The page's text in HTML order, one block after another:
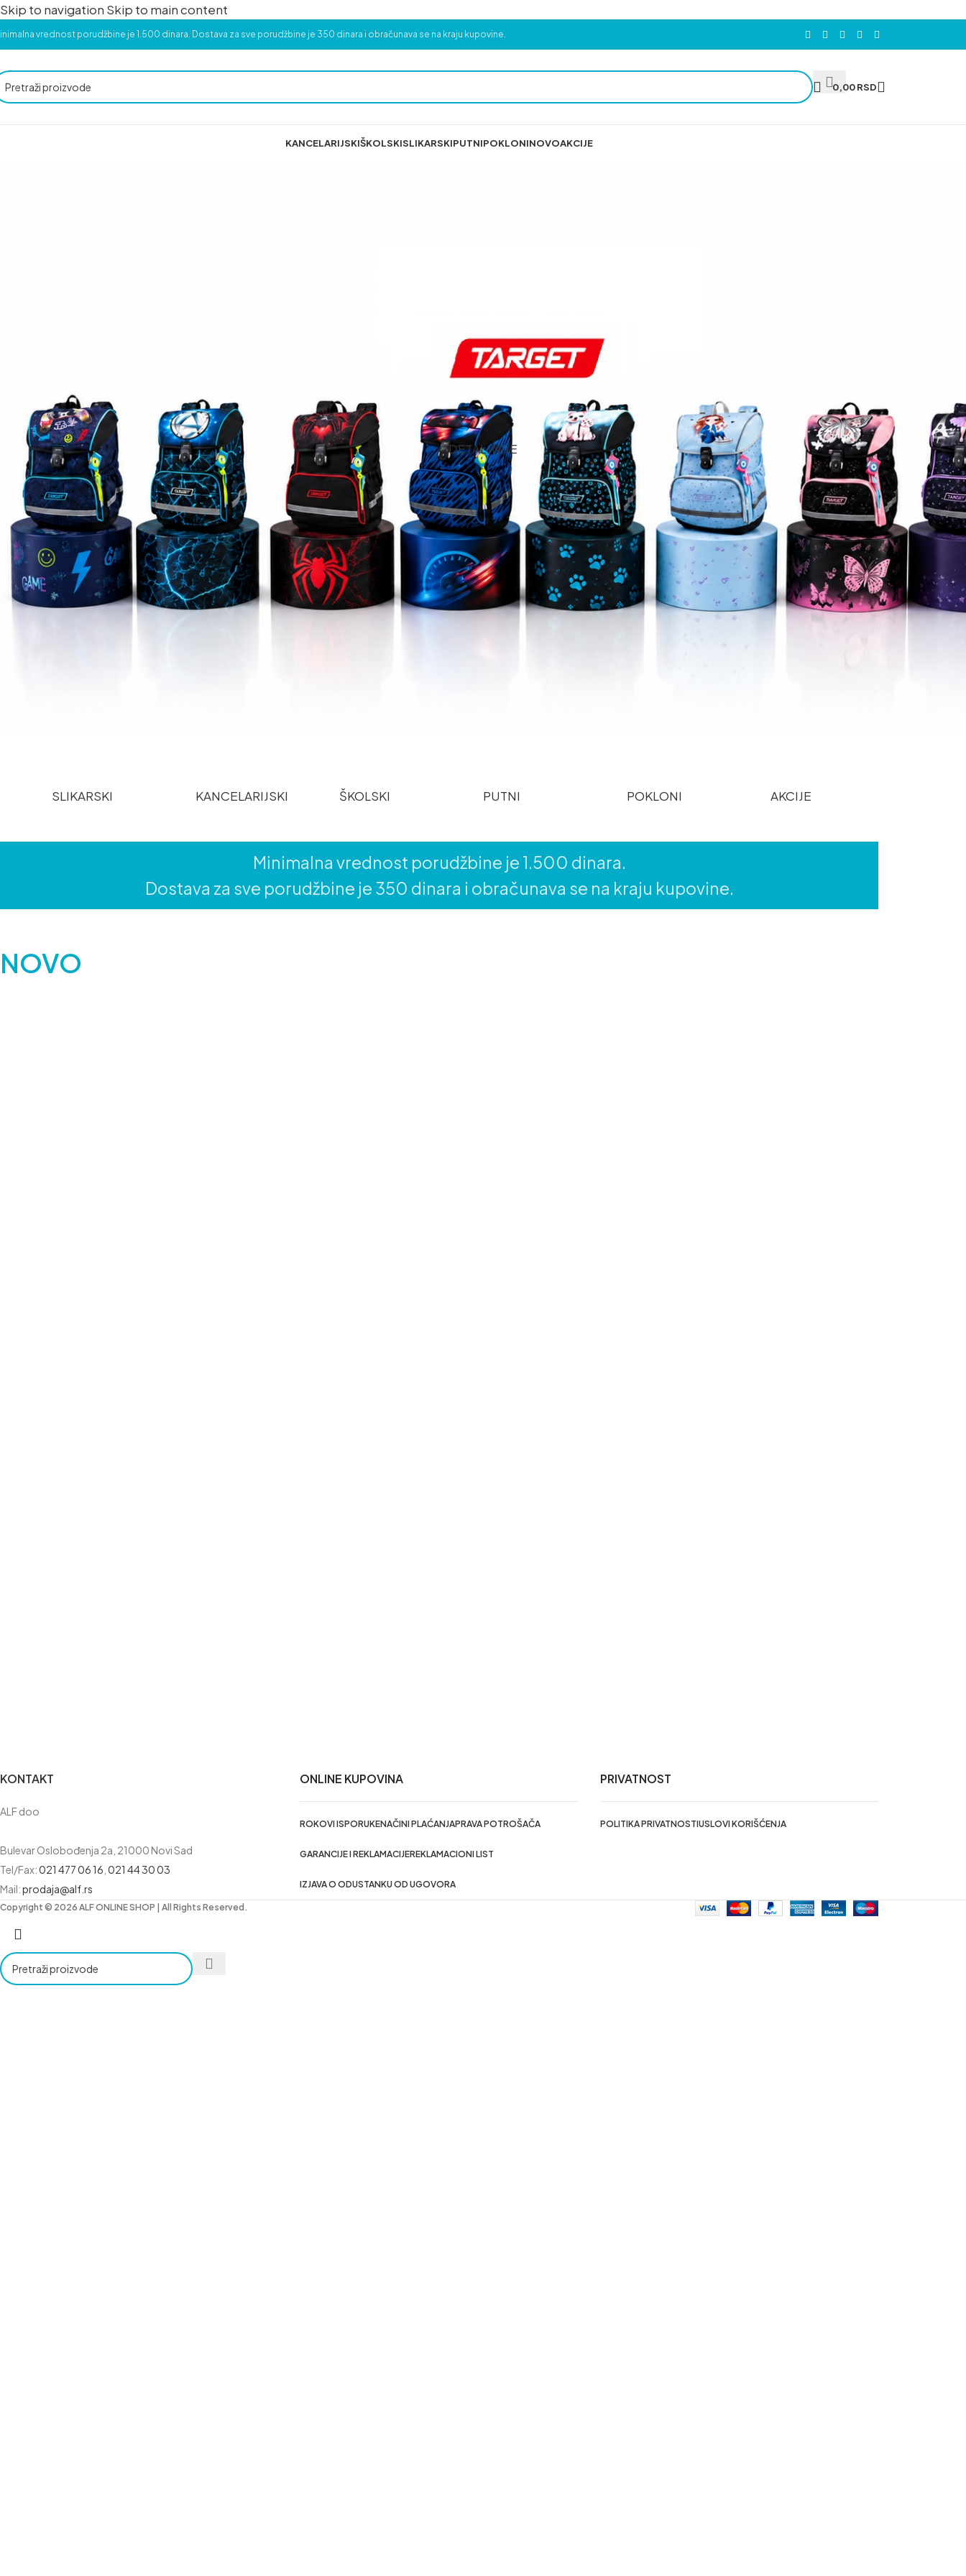
Skip to navigation Skip to main content
vrednost porudžbine je 1.500 dinara. Dostava za sve porudžbine je 350 dinara i obračunava se na kraju kupovine.
0,00RSD
KANCELARIJSKIŠKOLSKISLIKARSKIPUTNIPOKLONINOVOAKCIJE
DETALJNIJE
SLIKARSKI KANCELARIJSKI ŠKOLSKI PUTNI POKLONI AKCIJE
Minimalna vrednost porudžbine je 1.500 dinara.
Dostava za sve porudžbine je 350 dinara i obračunava se na kraju kupovine.
NOVO
KONTAKT
ALF doo
Bulevar Oslobođenja 2a, 21000 Novi Sad
Tel/Fax:021 477 06 16 021 44 30 03
Mail:prodaja@alf.rs
ONLINE KUPOVINA
ROKOVI ISPORUKENAČINI PLAĆANJAPRAVA POTROŠAČA
GARANCIJE I REKLAMACIJEREKLAMACIONI LIST
IZJAVA O ODUSTANKU OD UGOVORA
PRIVATNOST
POLITIKA PRIVATNOSTIUSLOVI KORIŠĆENJA
Copyright © 2026 ALF ONLINE SHOP | All Rights Reserved.